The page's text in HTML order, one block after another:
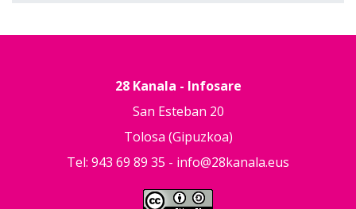
28 Kanala - Infosare
San Esteban 20
Tolosa (Gipuzkoa)
Tel: 943 69 89 35 - info@28kanala.eus